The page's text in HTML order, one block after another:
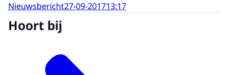
Nieuwsbericht27-09-201713:17
Hoort bij